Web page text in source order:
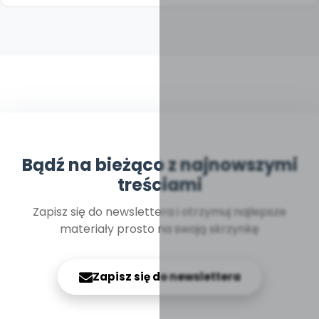
Bądź na bieżąco z najnowszymi
treściami
Zapisz się do newslettera i otrzymuj najlepsze
materiały prosto na swoją skrzynkę
Zapisz się do newslettera